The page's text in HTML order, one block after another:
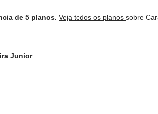
de 5 planos. Veja todos os planos sobre
Junior